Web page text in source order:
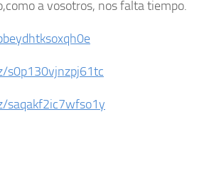
a vosotros, nos falta tiempo.
s0p130vjnzpj61tc
saqakf2ic7wfso1y